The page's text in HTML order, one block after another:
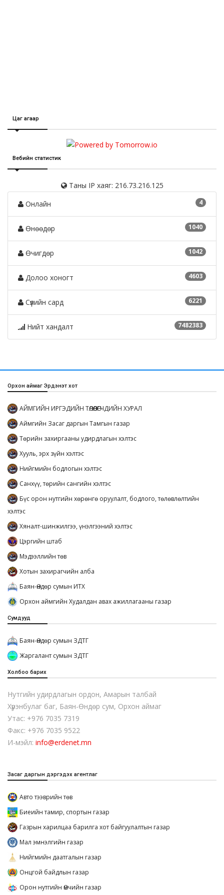
Цаг агаар
Вебийн статистик
Таны IP хаяг: 216.73.216.125
4
Онлайн
1040
Өнөөдөр
1042
Өчигдөр
4603
Долоо хоногт
6221
Сүүлийн сард
7482383
Нийт хандалт
Орхон аймаг Эрдэнэт хот
АЙМГИЙН ИРГЭДИЙН ТӨЛӨӨЛӨГЧДИЙН ХУРАЛ
Аймгийн Засаг даргын Тамгын газар
Төрийн захиргааны удирдлагын хэлтэс
Хууль, эрх зүйн хэлтэс
Нийгмийн бодлогын хэлтэс
Санхүү, төрийн сангийн хэлтэс
Бүс орон нутгийн хөрөнгө оруулалт, бодлого, төлөвлөлтийн
хэлтэс
Хяналт-шинжилгээ, үнэлгээний хэлтэс
Цэргийн штаб
Мэдээллийн төв
Хотын захирагчийн алба
Баян-Өндөр сумын ИТХ
Орхон аймгийн Худалдан авах ажиллагааны газар
Сумдууд
Баян-Өндөр сумын ЗДТГ
Жаргалант сумын ЗДТГ
Холбоо барих
Нутгийн удирдлагын ордон, Амарын талбай
Хүрэнбулаг баг, Баян-Өндөр сум, Орхон аймаг
Утас: +976 7035 7319
Факс: +976 7035 9522
И-мэйл: info@erdenet.mn
Засаг даргын дэргэдэх агентлаг
Авто тээврийн төв
Биеийн тамир, спортын газар
Газрын харилцаа барилга хот байгуулалтын газар
Мал эмнэлгийн газар
Нийгмийн даатгалын газар
Онцгой байдлын газар
Орон нутгийн Өмчийн газар